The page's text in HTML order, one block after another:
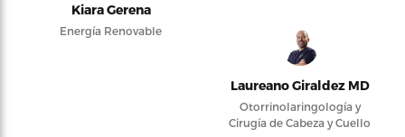
Kiara Gerena
Energía Renovable
Laureano Giraldez MD
Otorrinolaringología y
Cirugía de Cabeza y Cuello